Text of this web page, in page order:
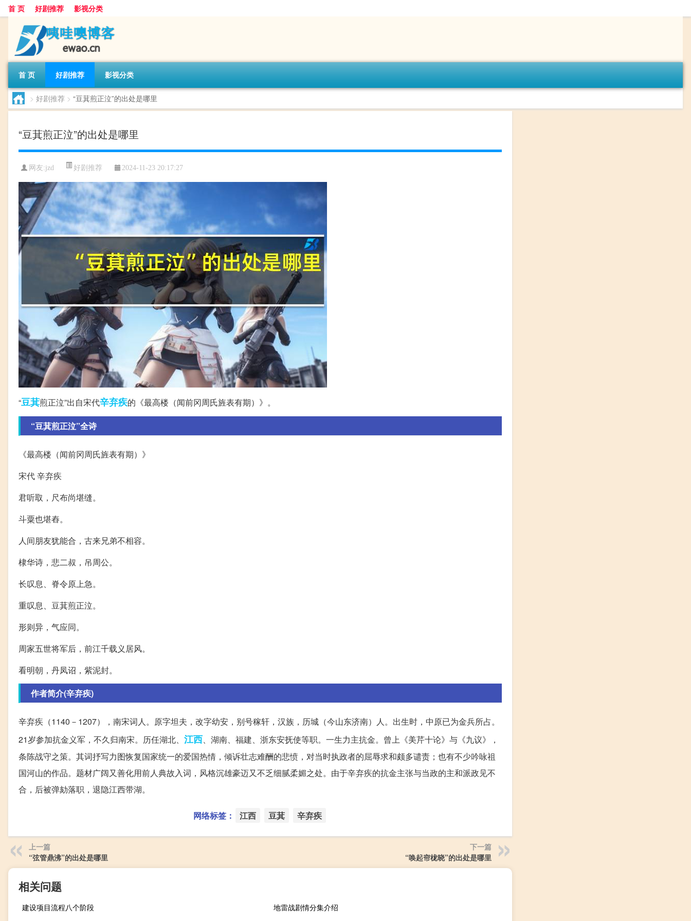
首 页 好剧推荐 影视分类
首 页 好剧推荐 影视分类
> 好剧推荐 > “豆萁煎正泣”的出处是哪里
“豆萁煎正泣”的出处是哪里
网友:jzd 好剧推荐 2024-11-23 20:17:27
“豆萁煎正泣”出自宋代辛弃疾的《最高楼（闻前冈周氏旌表有期）》。
“豆萁煎正泣”全诗
《最高楼（闻前冈周氏旌表有期）》
宋代 辛弃疾
君听取，尺布尚堪缝。
斗粟也堪舂。
人间朋友犹能合，古来兄弟不相容。
棣华诗，悲二叔，吊周公。
长叹息、脊令原上急。
重叹息、豆萁煎正泣。
形则异，气应同。
周家五世将军后，前江千载义居风。
看明朝，丹凤诏，紫泥封。
作者简介(辛弃疾)
辛弃疾（1140－1207），南宋词人。原字坦夫，改字幼安，别号稼轩，汉族，历城（今山东济南）人。出生时，中原已为金兵所占。
21岁参加抗金义军，不久归南宋。历任湖北、 江西、湖南、福建、浙东安抚使等职。一生力主抗金。曾上《美芹十论》与《九议》，
条陈战守之策。其词抒写力图恢复国家统一的爱国热情，倾诉壮志难酬的悲愤，对当时执政者的屈辱求和颇多谴责；也有不少吟咏祖
国河山的作品。题材广阔又善化用前人典故入词，风格沉雄豪迈又不乏细腻柔媚之处。由于辛弃疾的抗金主张与当政的主和派政见不
合，后被弹劾落职，退隐江西带湖。
网络标签： 江西 豆萁 辛弃疾
上一篇
“弦管鼎沸”的出处是哪里
下一篇
“唤起帘栊晓”的出处是哪里
相关问题
建设项目流程八个阶段
地雷战剧情分集介绍